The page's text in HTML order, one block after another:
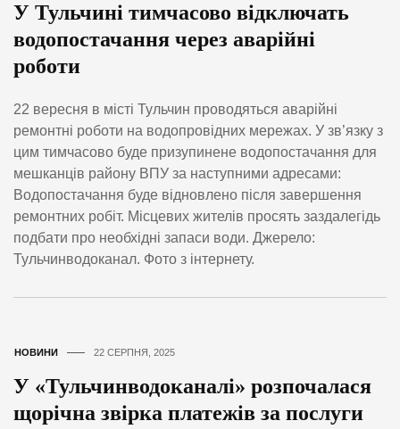
У Тульчині тимчасово відключать
водопостачання через аварійні
роботи
22 вересня в місті Тульчин проводяться аварійні
ремонтні роботи на водопровідних мережах. У зв’язку з
цим тимчасово буде призупинене водопостачання для
мешканців району ВПУ за наступними адресами:
Водопостачання буде відновлено після завершення
ремонтних робіт. Місцевих жителів просять заздалегідь
подбати про необхідні запаси води. Джерело:
Тульчинводоканал. Фото з інтернету.
НОВИНИ 22 СЕРПНЯ, 2025
У «Тульчинводоканалі» розпочалася
щорічна звірка платежів за послуги